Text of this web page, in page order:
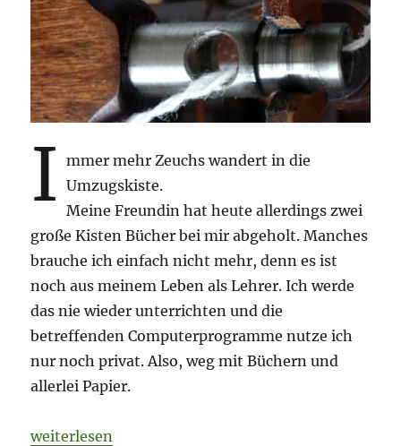
I
mmer mehr Zeuchs wandert in die
Umzugskiste.
Meine Freundin hat heute allerdings zwei
große Kisten Bücher bei mir abgeholt. Manches
brauche ich einfach nicht mehr, denn es ist
noch aus meinem Leben als Lehrer. Ich werde
das nie wieder unterrichten und die
betreffenden Computerprogramme nutze ich
nur noch privat. Also, weg mit Büchern und
allerlei Papier.
„Aus der Umzugskiste: In der Pause wird gezwirnt.“
weiterlesen